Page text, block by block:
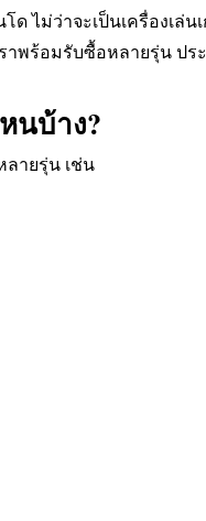
ไม่ว่าจะเป็นเครื่องเล่นเ
าพร้อมรับซื้อหลายรุ่น ป
นบ้าง?
ลายรุ่น เช่น